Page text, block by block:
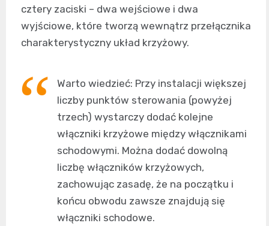
cztery zaciski – dwa wejściowe i dwa
wyjściowe, które tworzą wewnątrz przełącznika
charakterystyczny układ krzyżowy.
Warto wiedzieć: Przy instalacji większej
liczby punktów sterowania (powyżej
trzech) wystarczy dodać kolejne
włączniki krzyżowe między włącznikami
schodowymi. Można dodać dowolną
liczbę włączników krzyżowych,
zachowując zasadę, że na początku i
końcu obwodu zawsze znajdują się
włączniki schodowe.